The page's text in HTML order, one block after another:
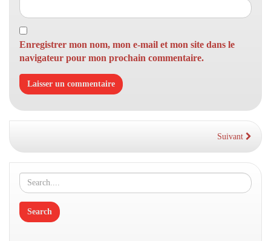
Enregistrer mon nom, mon e-mail et mon site dans le
navigateur pour mon prochain commentaire.
Suivant